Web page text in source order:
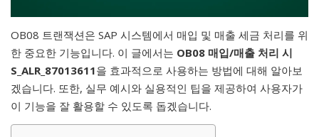
OB08 트랜잭션은 SAP 시스템에서 매입 및 매출 세금 처리를 위
한 중요한 기능입니다. 이 글에서는 OB08 매입/매출 처리 시
S_ALR_87013611을 효과적으로 사용하는 방법에 대해 알아보
겠습니다. 또한, 실무 예시와 실용적인 팁을 제공하여 사용자가
이 기능을 잘 활용할 수 있도록 돕겠습니다.